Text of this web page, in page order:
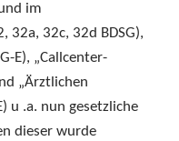
im
32a, 32c, 32d BDSG),
E), „Callcenter-
„Ärztlichen
u .a. nun gesetzliche
dieser wurde